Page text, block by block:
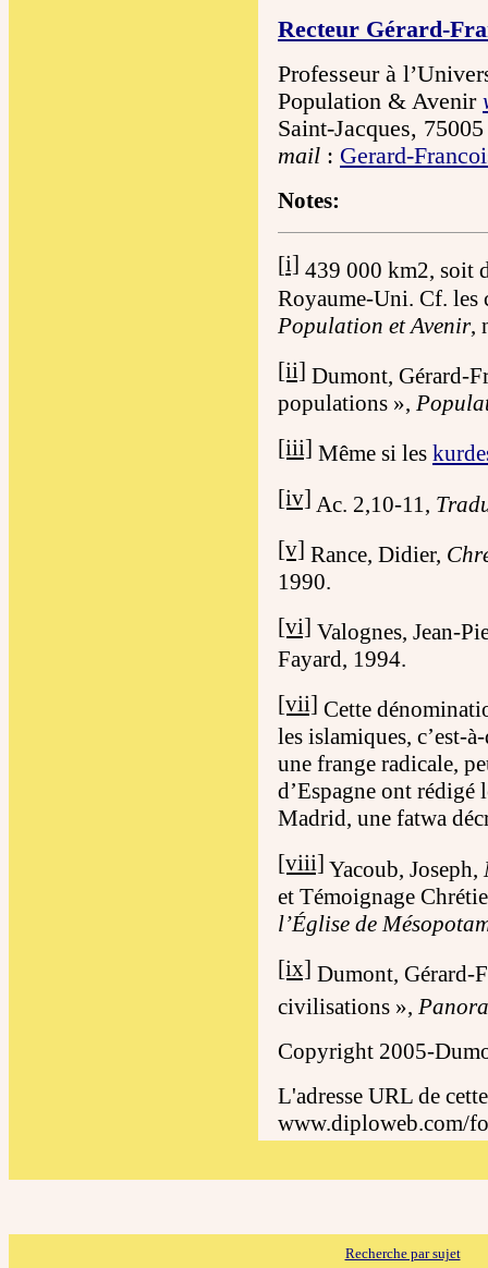
Recteur Gérard-
Professeur à
Population & Avenir
Saint-Jacques,
mail : Gerard-
Notes:
[i] 439 000 km2, soit
Royaume-Uni. Cf. les
Population et Avenir,
[ii] Dumont, Gérard-
populations »,
[iii] Même si les
[iv] Ac. 2,10-11,
[v] Rance, Didier,
1990.
[vi] Valognes, Jean-
Fayard, 1994.
[vii] Cette
les islamiques, c’est-
une frange radicale,
d’Espagne ont rédigé
Madrid, une fatwa
[viii] Yacoub, Joseph,
et Témoignage
l’Église de
[ix] Dumont, Gérard-
civilisations »,
Copyright 2005-
L'adresse URL de
www.diploweb.com/
Recherche par sujet